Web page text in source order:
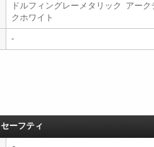
ドルフィングレーメタリック アーク
クホワイト
-
セーフティ